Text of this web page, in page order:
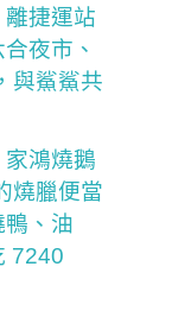
捷運站
夜市、
與鯊鯊共
家鴻燒鵝
燒臘便當
、油
7240